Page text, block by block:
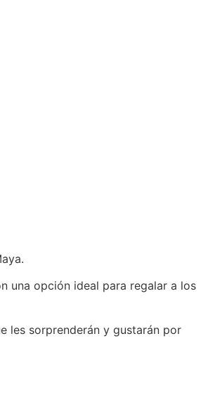
una opción ideal para regalar a los
les sorprenderán y gustarán por